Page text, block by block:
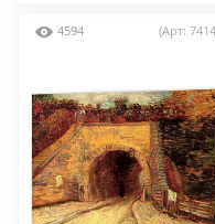
4594 (Арт: